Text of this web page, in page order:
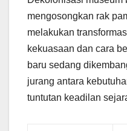
mengosongkan rak
melakukan
kekuasaan dan cara
baru sedang
jurang antara
tuntutan keadilan